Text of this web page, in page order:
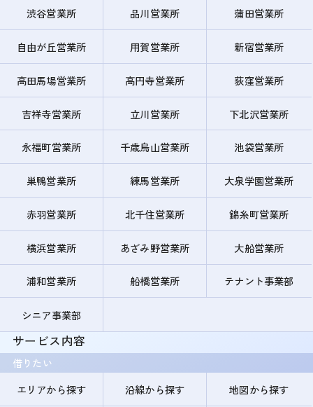
渋谷営業所 品川営業所 蒲田営業所
自由が丘営業所 用賀営業所 新宿営業所
高田馬場営業所 高円寺営業所 荻窪営業所
吉祥寺営業所 立川営業所 下北沢営業所
永福町営業所 千歳烏山営業所 池袋営業所
巣鴨営業所 練馬営業所 大泉学園営業所
赤羽営業所 北千住営業所 錦糸町営業所
横浜営業所 あざみ野営業所 大船営業所
浦和営業所 船橋営業所 テナント事業部
シニア事業部
サービス内容
借りたい
エリアから探す
沿線から探す 地図から探す